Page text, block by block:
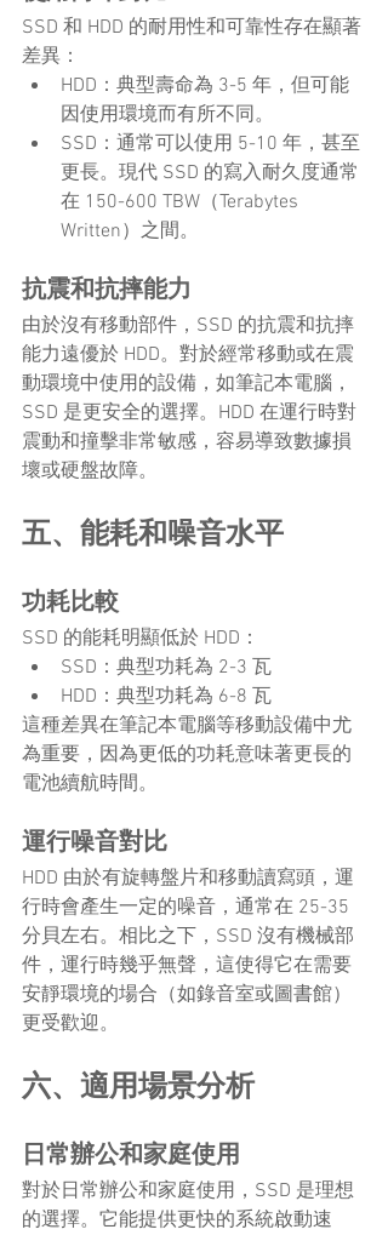
SSD 和 HDD 的耐用性和可靠性存在顯著
差異：
HDD：典型壽命為 3-5 年，但可能
因使用環境而有所不同。
SSD：通常可以使用 5-10 年，甚至
更長。現代 SSD 的寫入耐久度通常
在 150-600 TBW（Terabytes
Written）之間。
抗震和抗摔能力
由於沒有移動部件，SSD 的抗震和抗摔
能力遠優於 HDD。對於經常移動或在震
動環境中使用的設備，如筆記本電腦，
SSD 是更安全的選擇。HDD 在運行時對
震動和撞擊非常敏感，容易導致數據損
壞或硬盤故障。
五、能耗和噪音水平
功耗比較
SSD 的能耗明顯低於 HDD：
SSD：典型功耗為 2-3 瓦
HDD：典型功耗為 6-8 瓦
這種差異在筆記本電腦等移動設備中尤
為重要，因為更低的功耗意味著更長的
電池續航時間。
運行噪音對比
HDD 由於有旋轉盤片和移動讀寫頭，運
行時會產生一定的噪音，通常在 25-35
分貝左右。相比之下，SSD 沒有機械部
件，運行時幾乎無聲，這使得它在需要
安靜環境的場合（如錄音室或圖書館）
更受歡迎。
六、適用場景分析
日常辦公和家庭使用
對於日常辦公和家庭使用，SSD 是理想
的選擇。它能提供更快的系統啟動速